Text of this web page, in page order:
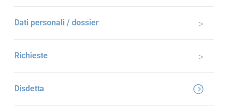
Dati personali / dossier
Richieste
Disdetta